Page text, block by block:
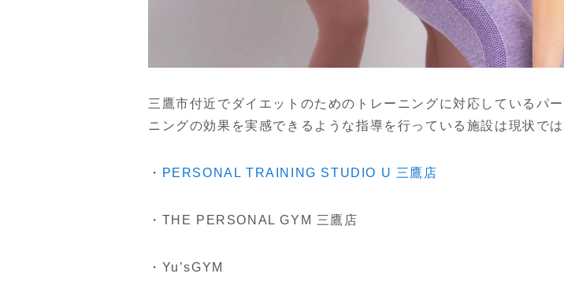
三鷹市付近でダイエットのためのトレーニングに対応しているパ
ニングの効果を実感できるような指導を行っている施設は現状で
・ PERSONAL TRAINING STUDIO U 三鷹店
・THE PERSONAL GYM 三鷹店
・Yu’sGYM